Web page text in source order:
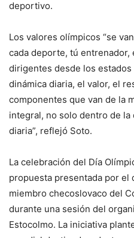
deportivo.
Los valores olímpicos “se
cada deporte, tú entrenador,
dirigentes desde los
dinámica diaria, el valor, el
componentes que van de la
integral, no solo dentro de
diaria”, reflejó Soto.
La celebración del Día
propuesta presentada por el
miembro checoslovaco del
durante una sesión del
Estocolmo. La iniciativa